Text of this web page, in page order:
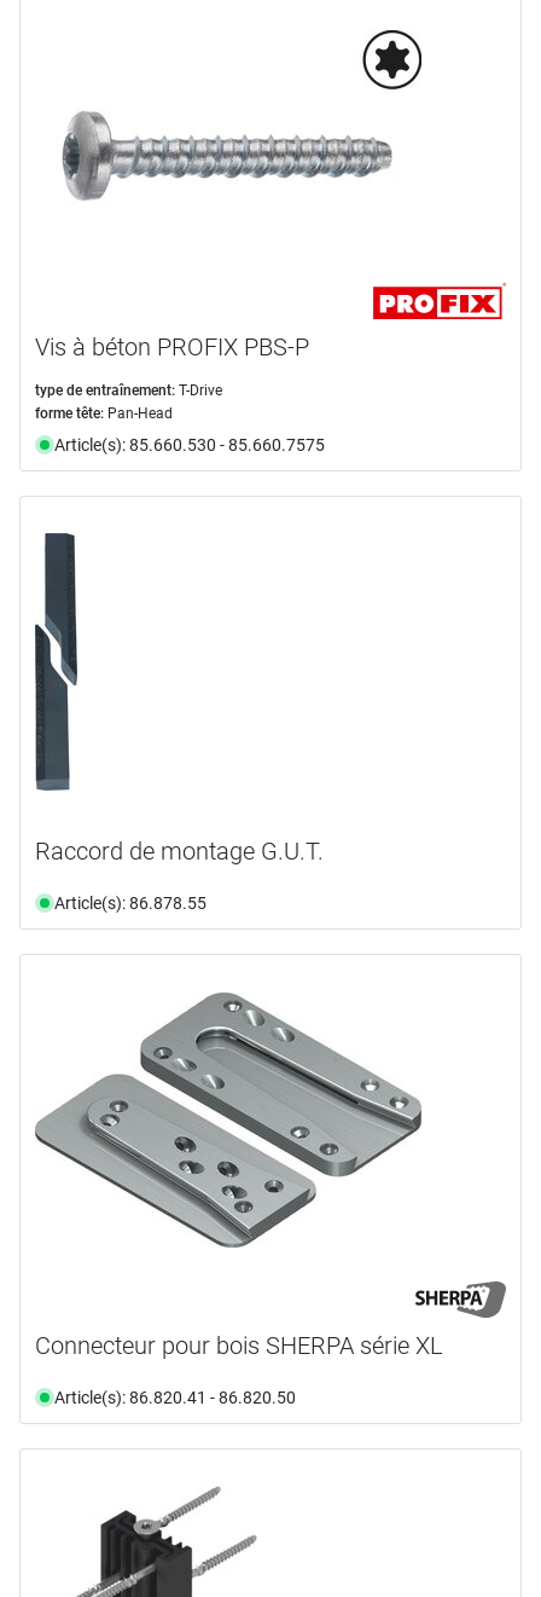
Vis à béton PROFIX PBS-P
type de entraînement: T-Drive
forme tête: Pan-Head
Article(s): 85.660.530 - 85.660.7575
Raccord de montage G.U.T.
Article(s): 86.878.55
Connecteur pour bois SHERPA série XL
Article(s): 86.820.41 - 86.820.50